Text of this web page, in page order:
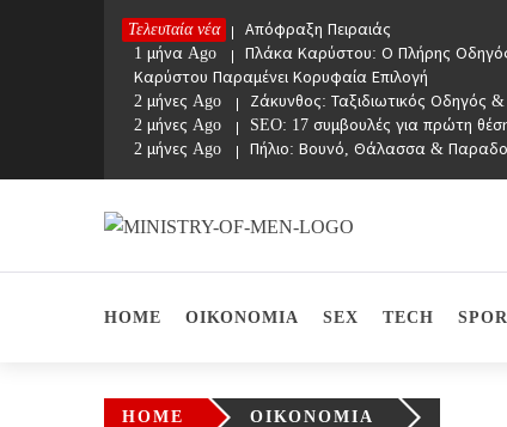
Τελευταία νέα
1 μήνα Ago
Απόφραξη Πειραιάς
1 μήνα Ago
Πλάκα Καρύστου: Ο Πλήρης Οδηγός
Καρύστου Παραμένει Κορυφαία Επιλογή
2 μήνες Ago
Ζάκυνθος: Ταξιδιωτικός Οδηγός
2 μήνες Ago
SEO: 17 συμβουλές για πρώτη
2 μήνες Ago
Πήλιο: Βουνό, Θάλασσα &
Ministry Of Men
HOME ΟΙΚΟΝΟΜΙΑ SEX TECH
HOME ΟΙΚΟΝΟΜΙΑ